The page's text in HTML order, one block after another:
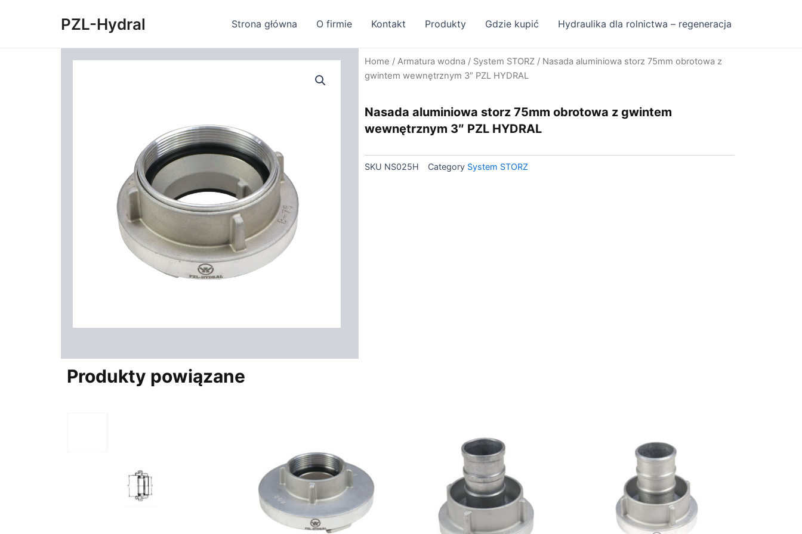
PZL-Hydral Strona główna O firmie Kontakt Produkty Gdzie kupić Hydraulika dla rolnictwa – regeneracja
Home / Armatura wodna / System STORZ / Nasada aluminiowa storz 75mm obrotowa z
gwintem wewnętrznym 3″ PZL HYDRAL
Nasada aluminiowa storz 75mm obrotowa z gwintem
wewnętrznym 3″ PZL HYDRAL
SKU NS025H Category System STORZ
Produkty powiązane